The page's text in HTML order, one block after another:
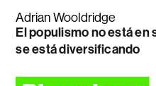
Adrian Wooldridge
El populismo no está en
se está diversificando